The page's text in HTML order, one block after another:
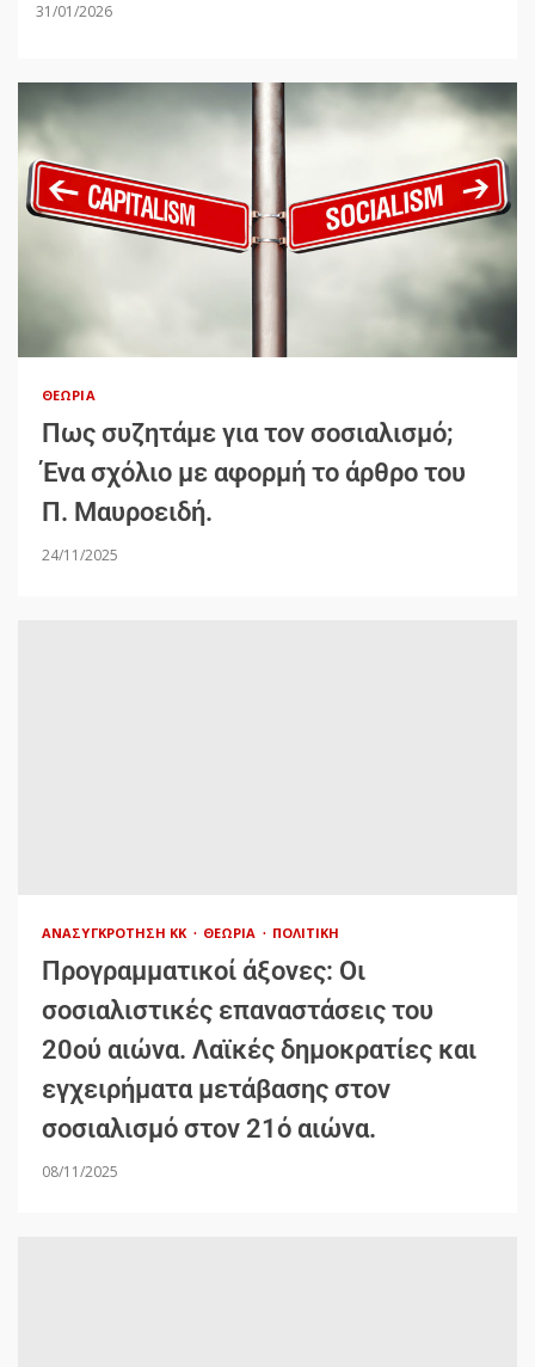
31/01/2026
ΘΕΩΡΊΑ
Πως συζητάμε για τον σοσιαλισμό;
Ένα σχόλιο με αφορμή το άρθρο του
Π. Μαυροειδή.
24/11/2025
ΑΝΑΣΥΓΚΡΌΤΗΣΗ ΚΚ ΘΕΩΡΊΑ ΠΟΛΙΤΙΚΉ
Προγραμματικοί άξονες: Οι
σοσιαλιστικές επαναστάσεις του
20ού αιώνα. Λαϊκές δημοκρατίες και
εγχειρήματα μετάβασης στον
σοσιαλισμό στον 21ό αιώνα.
08/11/2025